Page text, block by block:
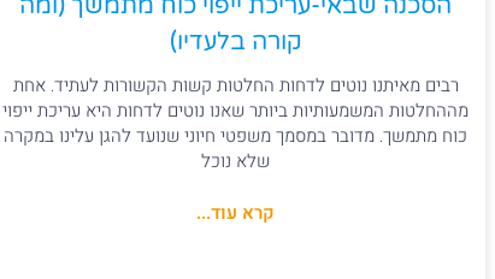
קורה בלעדיו)
רבים מאיתנו נוטים לדחות החלטות קשות הקשורות לעתיד. אחת
מההחלטות המשמעותיות ביותר שאנו נוטים לדחות היא עריכת ייפוי
כוח מתמשך. מדובר במסמך משפטי חיוני שנועד להגן עלינו במקרה
שלא נוכל
קרא עוד...